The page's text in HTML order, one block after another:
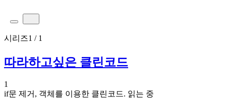
시리즈1 / 1
따라하고싶은 클린코드
1
if문 제거, 객체를 이용한 클린코드. 읽는 중